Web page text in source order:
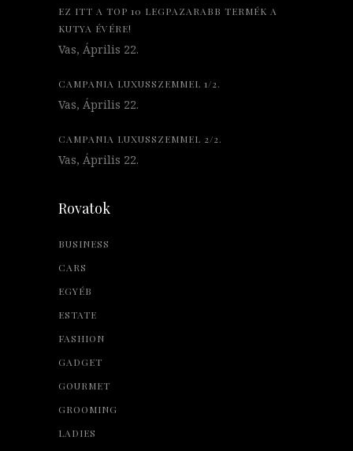
EZ ITT A TOP 10 LEGPAZARABB TERMÉK A
KUTYA ÉVÉRE!
Vas, Április 22.
CAMPANIA LUXUSSZEMMEL 1/2.
Vas, Április 22.
CAMPANIA LUXUSSZEMMEL 2/2.
Vas, Április 22.
Rovatok
BUSINESS
CARS
EGYÉB
ESTATE
FASHION
GADGET
GOURMET
GROOMING
LADIES